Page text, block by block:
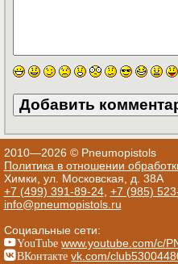
2010—2026 © Pneumopistols
Политика в отношении
Химки, ул. Московская, д. 38А
+7 (499) 391-89-24, +7 (985)
info@pneumopistols.ru
Социальные сети:
YouTube www.youtube.com/c/
ВКонтакте vk.com/